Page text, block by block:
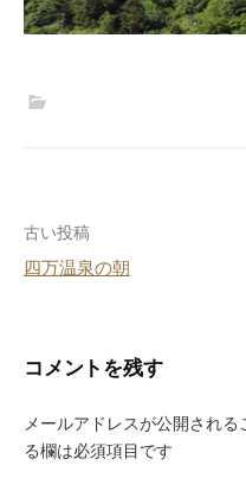
投
稿
ビ
ゲ
ー
古い投稿
四万温泉の朝
コメントを残す
メールアドレスが公開される
る欄は必須項目です